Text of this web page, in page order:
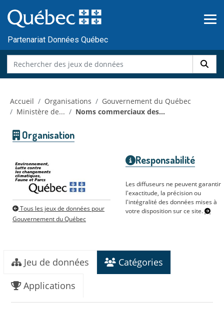
au
contenu
Partenariat Données Québec
Accueil Organisations
Gouvernement du Québec
Ministère de...
Noms commerciaux des...
Organisation
Tous les jeux de données pour
Gouvernement du Québec
Responsabilité
Les diffuseurs ne peuvent garantir
l'exactitude, la précision ou
l'intégralité des données mises à
votre disposition sur ce site.
Jeu de données
Catégories
Applications